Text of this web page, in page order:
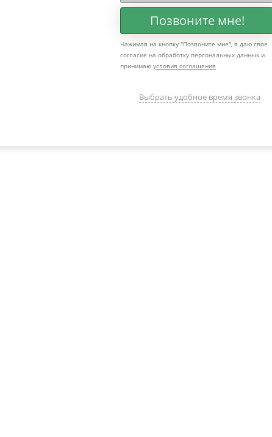
Позвоните мне!
Нажимая на кнопку "Позвоните мне", я даю свое
согласие на обработку персональных данных и
принимаю условия соглашения
Выбрать удобное время звонка